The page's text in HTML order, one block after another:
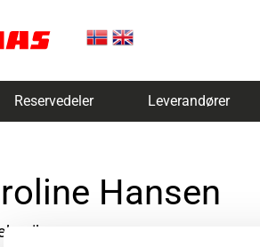
Reservedeler Leverandører
Hansen